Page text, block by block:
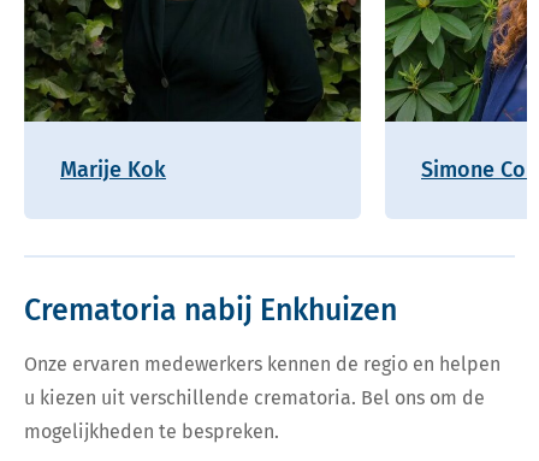
Marije Kok Simone
Crematoria nabij Enkhuizen
Onze ervaren medewerkers kennen de regio en helpen
u kiezen uit verschillende crematoria. Bel ons om de
mogelijkheden te bespreken.